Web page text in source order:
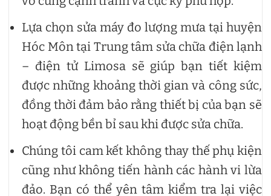
Lựa chọn sửa máy đo lượng mưa tại huyện
Hóc Môn tại Trung tâm sửa chữa điện lạnh
– điện tử Limosa sẽ giúp bạn tiết kiệm
được những khoảng thời gian và công sức,
đồng thời đảm bảo rằng thiết bị của bạn sẽ
hoạt động bền bỉ sau khi được sửa chữa.
Chúng tôi cam kết không thay thế phụ kiện
cũng như không tiến hành các hành vi lừa
đảo. Bạn có thể yên tâm kiểm tra lại việc